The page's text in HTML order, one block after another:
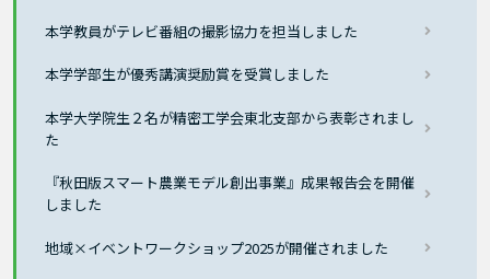
本学教員がテレビ番組の撮影協力を担当しました
本学学部生が優秀講演奨励賞を受賞しました
本学大学院生２名が精密工学会東北支部から表彰されまし
た
『秋田版スマート農業モデル創出事業』成果報告会を開催
しました
地域×イベントワークショップ2025が開催されました